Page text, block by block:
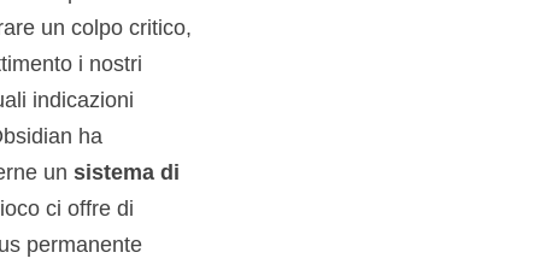
un colpo critico,
i nostri
indicazioni
ha
un sistema di
ci offre di
permanente